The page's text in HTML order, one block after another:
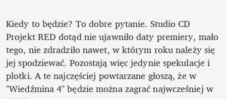
Kiedy to będzie? To dobre pytanie. Studio CD
Projekt RED dotąd nie ujawniło daty premiery, mało
tego, nie zdradziło nawet, w którym roku należy się
jej spodziewać. Pozostają więc jedynie spekulacje i
plotki. A te najczęściej powtarzane głoszą, że w
"Wiedźmina 4" będzie można zagrać najwcześniej w